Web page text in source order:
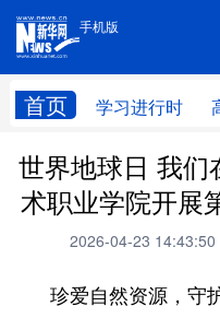
手机版
首页 学习进行时
手机版
学习进行时 高层
国际 财经
科技 科创
世界地球日 我
术职业学院开展
2026-04-23 14:43:50
珍爱自然资源，守